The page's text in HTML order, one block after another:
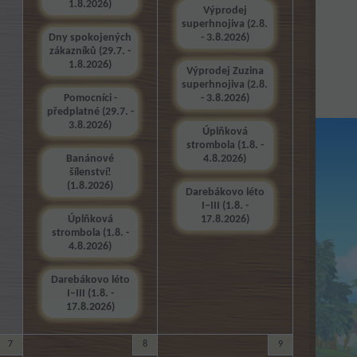
1.8.2026)
Dny spokojených
zákazníků (29.7. -
1.8.2026)
Pomocníci -
předplatné (29.7. -
3.8.2026)
Banánové
šílenství!
(1.8.2026)
Úplňková
strombola (1.8. -
4.8.2026)
Darebákovo léto
I–III (1.8. -
17.8.2026)
Výprodej
superhnojiva (2.8.
- 3.8.2026)
Výprodej Zuzina
superhnojiva (2.8.
- 3.8.2026)
Úplňková
strombola (1.8. -
4.8.2026)
Darebákovo léto
I–III (1.8. -
17.8.2026)
7 8 9